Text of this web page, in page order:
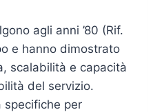
agli anni ’80 (Rif.
e hanno dimostrato
scalabilità e capacità
del servizio.
specifiche per